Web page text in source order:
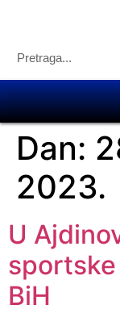
Dan:
2023.
U
sportske
BiH